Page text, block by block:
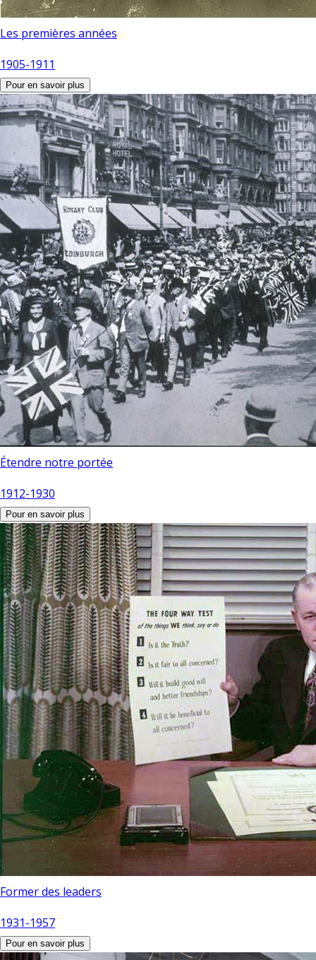
Les premières années
1905-1911
Pour en savoir plus
Étendre notre portée
1912-1930
Pour en savoir plus
Former des leaders
1931-1957
Pour en savoir plus